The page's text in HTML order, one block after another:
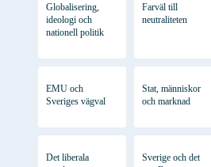
Globalisering,
ideologi och
nationell politik
Farväl till
neutraliteten
EMU och
Sveriges vägval
Stat, människor
och marknad
Det liberala
Sverige och det